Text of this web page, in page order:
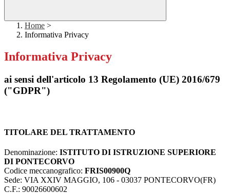
Home >
Informativa Privacy
Informativa Privacy
ai sensi dell'articolo 13 Regolamento (UE) 2016/679
("GDPR")
TITOLARE DEL TRATTAMENTO
Denominazione: ISTITUTO DI ISTRUZIONE SUPERIORE
DI PONTECORVO
Codice meccanografico: FRIS00900Q
Sede: VIA XXIV MAGGIO, 106 - 03037 PONTECORVO(FR)
C.F.: 90026600602